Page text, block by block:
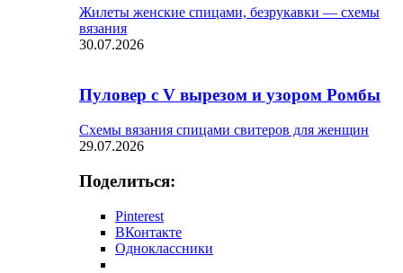
Жилеты женские спицами, безрукавки — схемы
вязания
30.07.2026
Пуловер с V вырезом и узором Ромбы
Схемы вязания спицами свитеров для женщин
29.07.2026
Поделиться:
Pinterest
ВКонтакте
Одноклассники